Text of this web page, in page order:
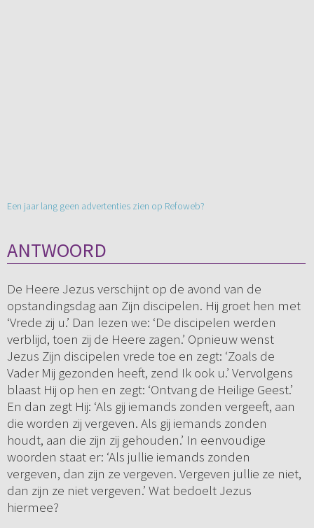
Een jaar lang geen advertenties zien op Refoweb?
ANTWOORD
De Heere Jezus verschijnt op de avond van de
opstandingsdag aan Zijn discipelen. Hij groet hen met
‘Vrede zij u.’ Dan lezen we: ‘De discipelen werden
verblijd, toen zij de Heere zagen.’ Opnieuw wenst
Jezus Zijn discipelen vrede toe en zegt: ‘Zoals de
Vader Mij gezonden heeft, zend Ik ook u.’ Vervolgens
blaast Hij op hen en zegt: ‘Ontvang de Heilige Geest.’
En dan zegt Hij: ‘Als gij iemands zonden vergeeft, aan
die worden zij vergeven. Als gij iemands zonden
houdt, aan die zijn zij gehouden.’ In eenvoudige
woorden staat er: ‘Als jullie iemands zonden
vergeven, dan zijn ze vergeven. Vergeven jullie ze niet,
dan zijn ze niet vergeven.’ Wat bedoelt Jezus
hiermee?